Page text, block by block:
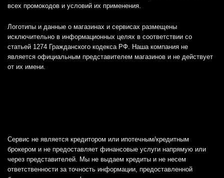
всех промокодов и условий их применения.
Логотипы и данные о магазинах и сервисах размещены
исключительно в информационных целях в соответствии со
статьей 1274 Гражданского кодекса РФ. Наша компания не
является официальным представителем магазинов и не действует
от их имени.
Сервис не является кредитором или ипотечным/кредитным
брокером и не предоставляет финансовые услуги напрямую или
через представителей. Мы не выдаем кредиты и не несем
ответственности за точность информации, предоставленной